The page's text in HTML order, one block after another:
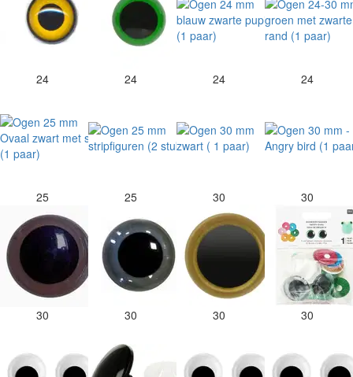
24 24 24 24
25 25 30 30
30 30 30 30